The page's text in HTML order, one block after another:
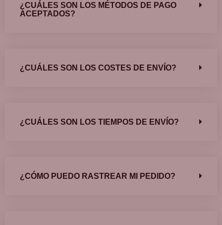
¿CUÁLES SON LOS MÉTODOS DE PAGO
ACEPTADOS?
¿CUÁLES SON LOS COSTES DE ENVÍO?
¿CUÁLES SON LOS TIEMPOS DE ENVÍO?
¿CÓMO PUEDO RASTREAR MI PEDIDO?